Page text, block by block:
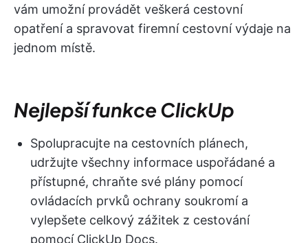
vám umožní provádět veškerá cestovní
opatření a spravovat firemní cestovní výdaje na
jednom místě.
Nejlepší funkce ClickUp
Spolupracujte na cestovních plánech,
udržujte všechny informace uspořádané a
přístupné, chraňte své plány pomocí
ovládacích prvků ochrany soukromí a
vylepšete celkový zážitek z cestování
pomocí ClickUp Docs.